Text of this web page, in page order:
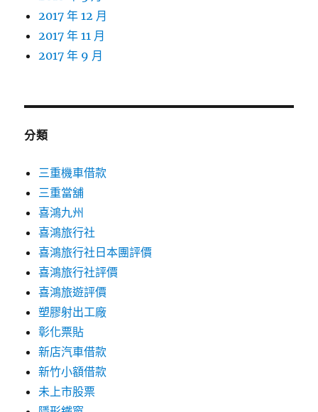
2017 年 12 月
2017 年 11 月
2017 年 9 月
分類
三重機車借款
三重當舖
喜鴻九州
喜鴻旅行社
喜鴻旅行社日本團評價
喜鴻旅行社評價
喜鴻旅遊評價
塑膠射出工廠
彰化票貼
新店汽車借款
新竹小額借款
未上市股票